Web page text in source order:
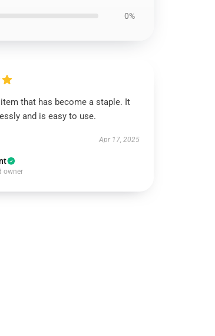
0%
that has become a staple. It
and is easy to use.
Apr 17, 2025
owner